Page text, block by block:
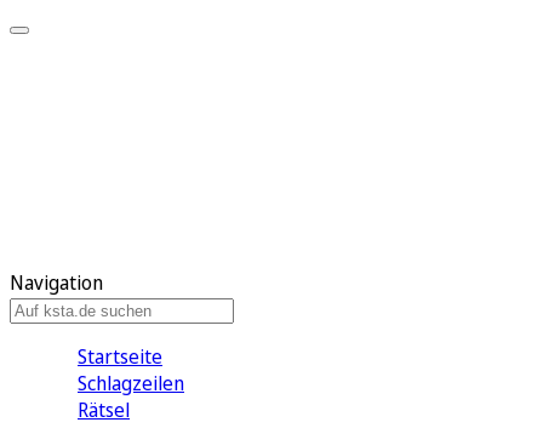
Navigation
Startseite
Schlagzeilen
Rätsel